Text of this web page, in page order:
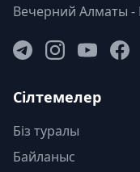
Вечерний Алматы -
Сілтемелер
Біз туралы
Байланыс